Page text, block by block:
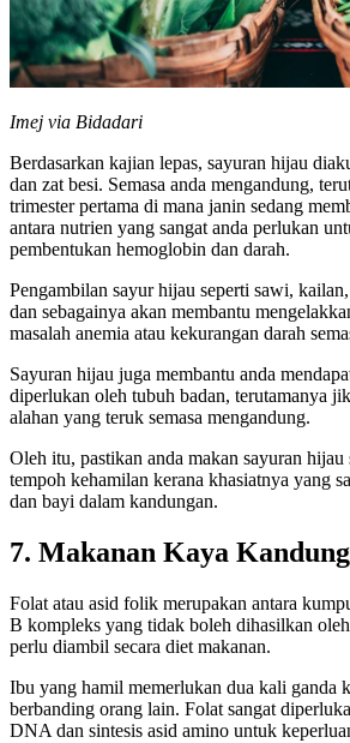
Imej via Bidadari
Berdasarkan kajian lepas, sayuran hijau
dan zat besi. Semasa anda mengandung,
trimester pertama di mana janin sedang
antara nutrien yang sangat anda perlukan
pembentukan hemoglobin dan darah.
Pengambilan sayur hijau seperti sawi,
dan sebagainya akan membantu
masalah anemia atau kekurangan darah
Sayuran hijau juga membantu anda
diperlukan oleh tubuh badan, terutamanya
alahan yang teruk semasa mengandung.
Oleh itu, pastikan anda makan sayuran hijau
tempoh kehamilan kerana khasiatnya yang
dan bayi dalam kandungan.
7. Makanan Kaya
Folat atau asid folik merupakan antara
B kompleks yang tidak boleh dihasilkan
perlu diambil secara diet makanan.
Ibu yang hamil memerlukan dua kali ganda
berbanding orang lain. Folat sangat
DNA dan sintesis asid amino untuk